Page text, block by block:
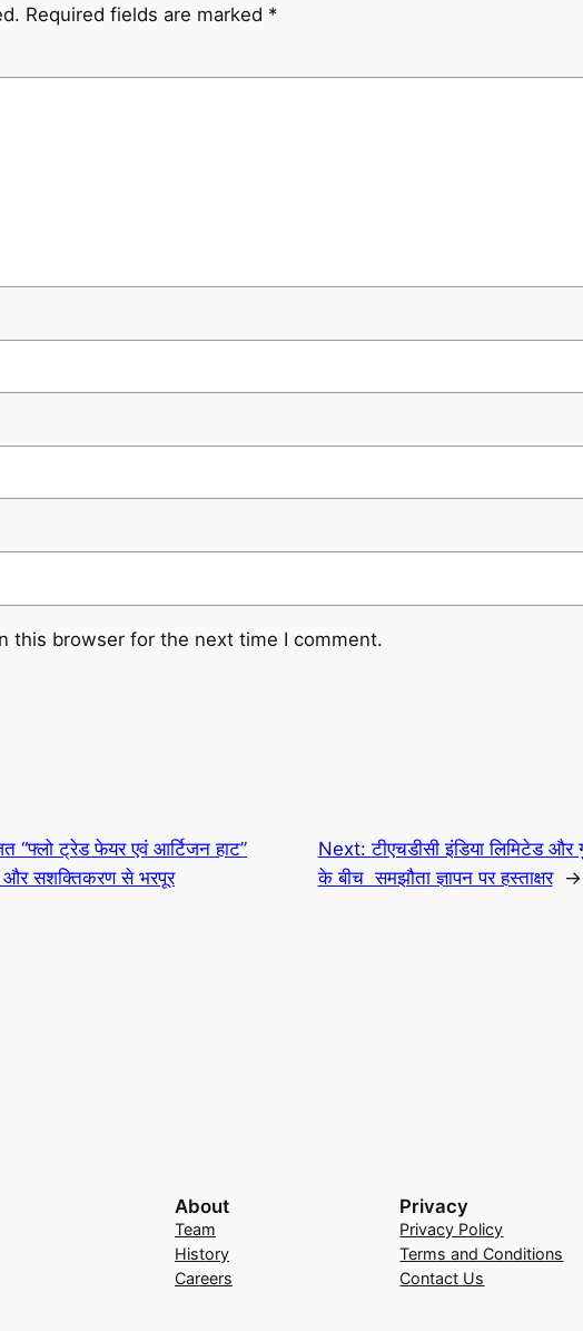
Required fields are marked *
this browser for the next time I comment.
“फ्लो ट्रेड फेयर एवं आर्टिजन हाट”
और सशक्तिकरण से भरपूर
Next:टीएचडीसी इंडिया लिमिटेड और
के बीच समझौता ज्ञापन पर हस्ताक्षर
→
About
Team
History
Careers
Privacy
Privacy Policy
Terms and Conditions
Contact Us